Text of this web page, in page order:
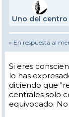
Uno del centro
» En respuesta al
Si eres
lo has
diciendo que
centrales solo
equivocado.